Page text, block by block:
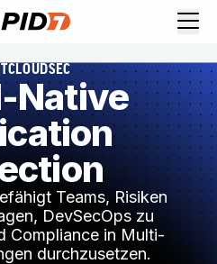
Native
Teams, Risiken
DevSecOps zu
Compliance in Multi-
durchzusetzen.